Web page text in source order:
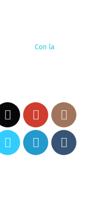
Con la